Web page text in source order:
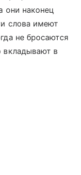
они наконец
слова имеют
не бросаются
вкладывают в